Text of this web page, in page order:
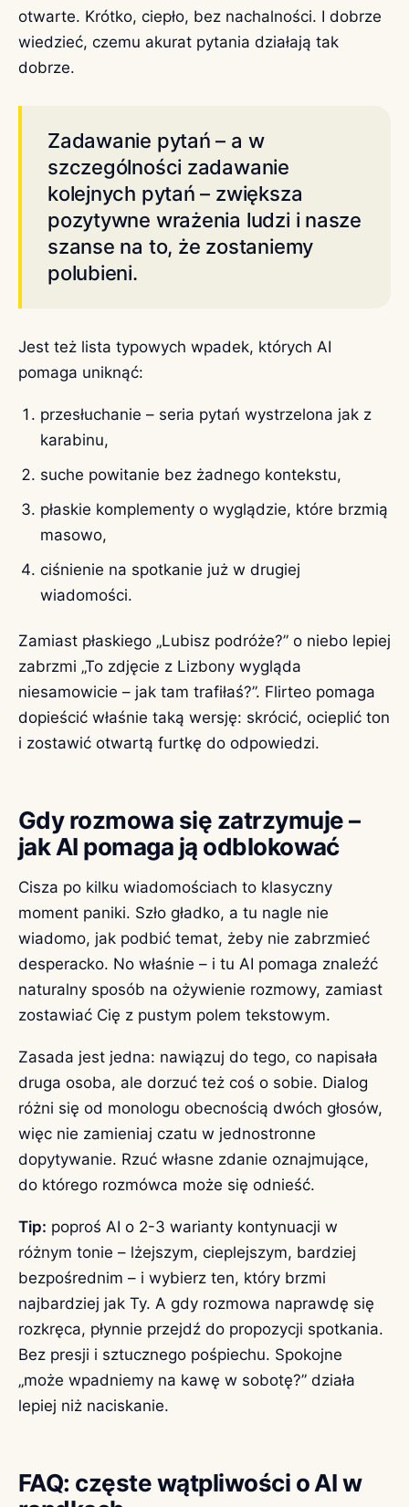
otwarte. Krótko, ciepło, bez nachalności. I dobrze
wiedzieć, czemu akurat pytania działają tak
dobrze.
Zadawanie pytań – a w
szczególności zadawanie
kolejnych pytań – zwiększa
pozytywne wrażenia ludzi i nasze
szanse na to, że zostaniemy
polubieni.
Jest też lista typowych wpadek, których AI
pomaga uniknąć:
przesłuchanie – seria pytań wystrzelona jak z
karabinu,
suche powitanie bez żadnego kontekstu,
płaskie komplementy o wyglądzie, które brzmią
masowo,
ciśnienie na spotkanie już w drugiej
wiadomości.
Zamiast płaskiego „Lubisz podróże?” o niebo lepiej
zabrzmi „To zdjęcie z Lizbony wygląda
niesamowicie – jak tam trafiłaś?”. Flirteo pomaga
dopieścić właśnie taką wersję: skrócić, ocieplić ton
i zostawić otwartą furtkę do odpowiedzi.
Gdy rozmowa się zatrzymuje –
jak AI pomaga ją odblokować
Cisza po kilku wiadomościach to klasyczny
moment paniki. Szło gładko, a tu nagle nie
wiadomo, jak podbić temat, żeby nie zabrzmieć
desperacko. No właśnie – i tu AI pomaga znaleźć
naturalny sposób na ożywienie rozmowy, zamiast
zostawiać Cię z pustym polem tekstowym.
Zasada jest jedna: nawiązuj do tego, co napisała
druga osoba, ale dorzuć też coś o sobie. Dialog
różni się od monologu obecnością dwóch głosów,
więc nie zamieniaj czatu w jednostronne
dopytywanie. Rzuć własne zdanie oznajmujące,
do którego rozmówca może się odnieść.
Tip: poproś AI o 2-3 warianty kontynuacji w
różnym tonie – lżejszym, cieplejszym, bardziej
bezpośrednim – i wybierz ten, który brzmi
najbardziej jak Ty. A gdy rozmowa naprawdę się
rozkręca, płynnie przejdź do propozycji spotkania.
Bez presji i sztucznego pośpiechu. Spokojne
„może wpadniemy na kawę w sobotę?” działa
lepiej niż naciskanie.
FAQ: częste wątpliwości o AI w